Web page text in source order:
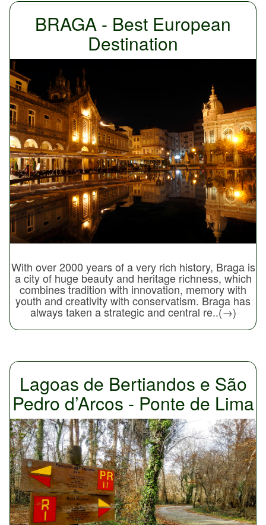
BRAGA - Best European
Destination
With over 2000 years of a very rich history, Braga is
a city of huge beauty and heritage richness, which
combines tradition with innovation, memory with
youth and creativity with conservatism. Braga has
always taken a strategic and central re..(→)
Lagoas de Bertiandos e São
Pedro d’Arcos - Ponte de Lima